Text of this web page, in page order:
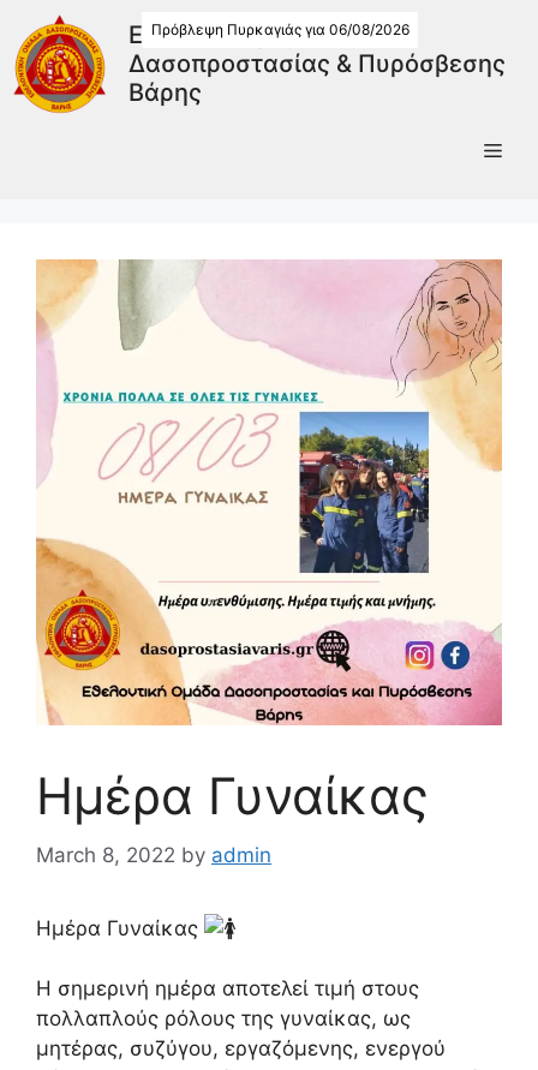
Εθελοντική Ομάδα
Δασοπροστασίας & Πυρόσβεσης
Βάρης
Πρόβλεψη Πυρκαγιάς για 06/08/2026
Ημέρα Γυναίκας
March 8, 2022 by admin
Ημέρα Γυναίκας
Η σημερινή ημέρα αποτελεί τιμή στους
πολλαπλούς ρόλους της γυναίκας, ως
μητέρας, συζύγου, εργαζόμενης, ενεργού